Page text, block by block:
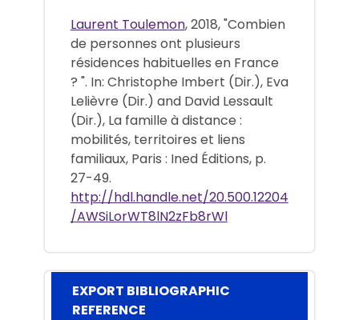
Laurent Toulemon, 2018, "Combien
de personnes ont plusieurs
résidences habituelles en France
? ". In: Christophe Imbert (Dir.), Eva
Lelièvre (Dir.) and David Lessault
(Dir.), La famille à distance :
mobilités, territoires et liens
familiaux, Paris : Ined Éditions, p.
27-49.
http://hdl.handle.net/20.500.12204
/AWSiLorWT8lN2zFb8rWl
EXPORT BIBLIOGRAPHIC
REFERENCE